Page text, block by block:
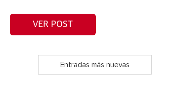
VER POST
Entradas más nuevas